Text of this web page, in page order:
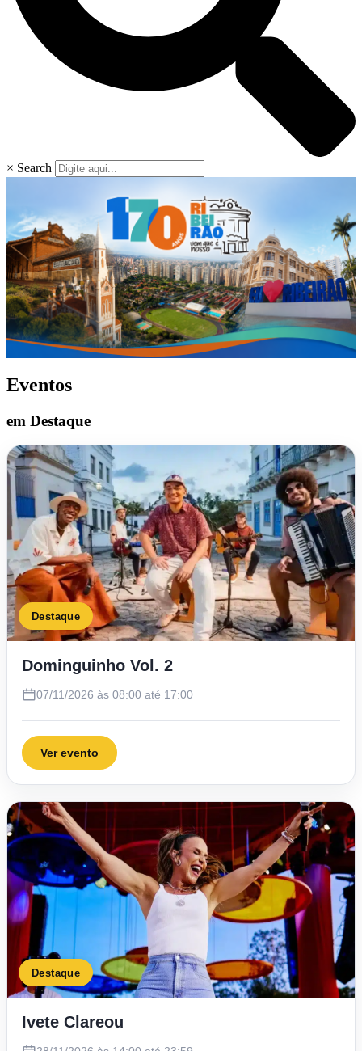
× Search
Eventos
em Destaque
Destaque
Dominguinho Vol. 2
07/11/2026 às 08:00 até 17:00
Ver evento
Destaque
Ivete Clareou